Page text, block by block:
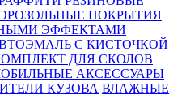
ПОКРЫТИЯ
ЭФФЕКТАМИ
С КИСТОЧКОЙ
ДЛЯ СКОЛОВ
АКСЕССУАРЫ
КУЗОВА ВЛАЖНЫЕ